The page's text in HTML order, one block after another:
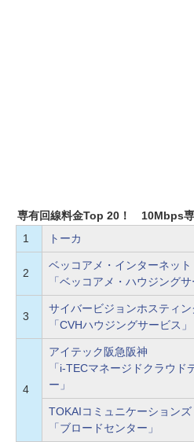
専有回線料金Top 20！ 10Mbps
1
トーカ
2
ベッコアメ・インターネット
「ベッコアメ・ハウジングサ
3
サイバービジョンホスティン
「CVHハウジングサービス」
4
アイテック阪急阪神
「i-TECマネージドクラウド
ー」
TOKAIコミュニケーションズ
「ブロードセンター」